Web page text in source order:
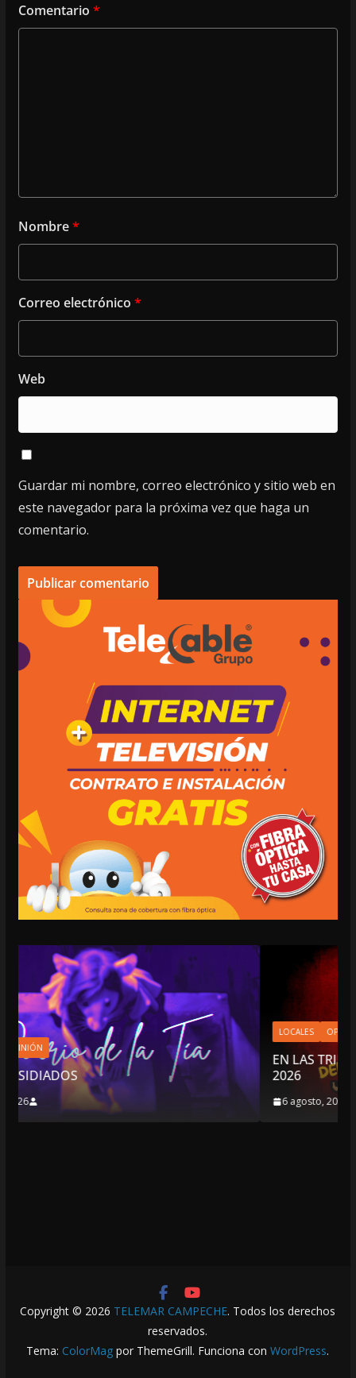
Comentario *
Nombre*
Correo electrónico *
Web
Guardar mi nombre, correo electrónico y sitio web en
este navegador para la próxima vez que haga un
comentario.
LOCALES OPINIÓN
EN LAS TRIPAS DEL JAGUAR: 06 DE AGOSTO
2026
6 agosto, 2026
Copyright © 2026 TELEMAR CAMPECHE. Todos los derechos
reservados.
Tema: ColorMag por ThemeGrill. Funciona conWordPress.